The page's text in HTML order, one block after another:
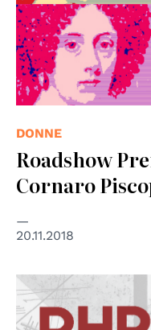
DONNE
Roadshow
Cornaro
20.11.2018